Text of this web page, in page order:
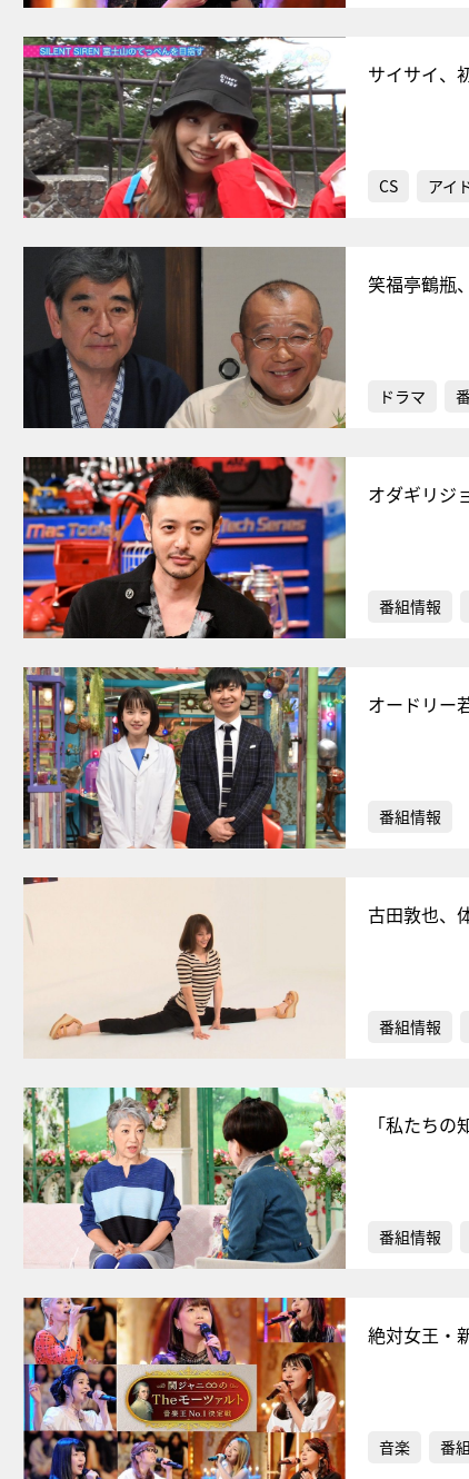
サイサイ、
CS アイ
笑福亭鶴瓶
ドラマ
オダギリジ
番組情報
オードリー
番組情報
古田敦也、
番組情報
「私たち
番組情報
絶対女王・
音楽 番